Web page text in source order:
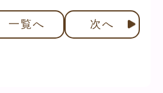
一覧へ 次へ